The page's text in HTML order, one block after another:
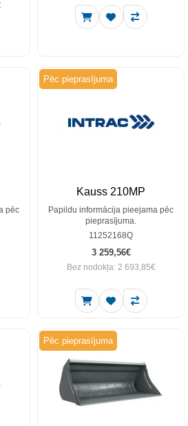
pēc
Pēc pieprasījuma
Kauss 210MP
Papildu informācija pieejama pēc
pieprasījuma.
11252168Q
3 259,56€
Bez nodokļa: 2 693,85€
Pēc pieprasījuma